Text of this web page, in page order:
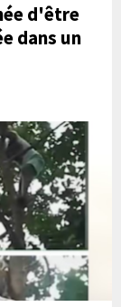
d'être
dans un